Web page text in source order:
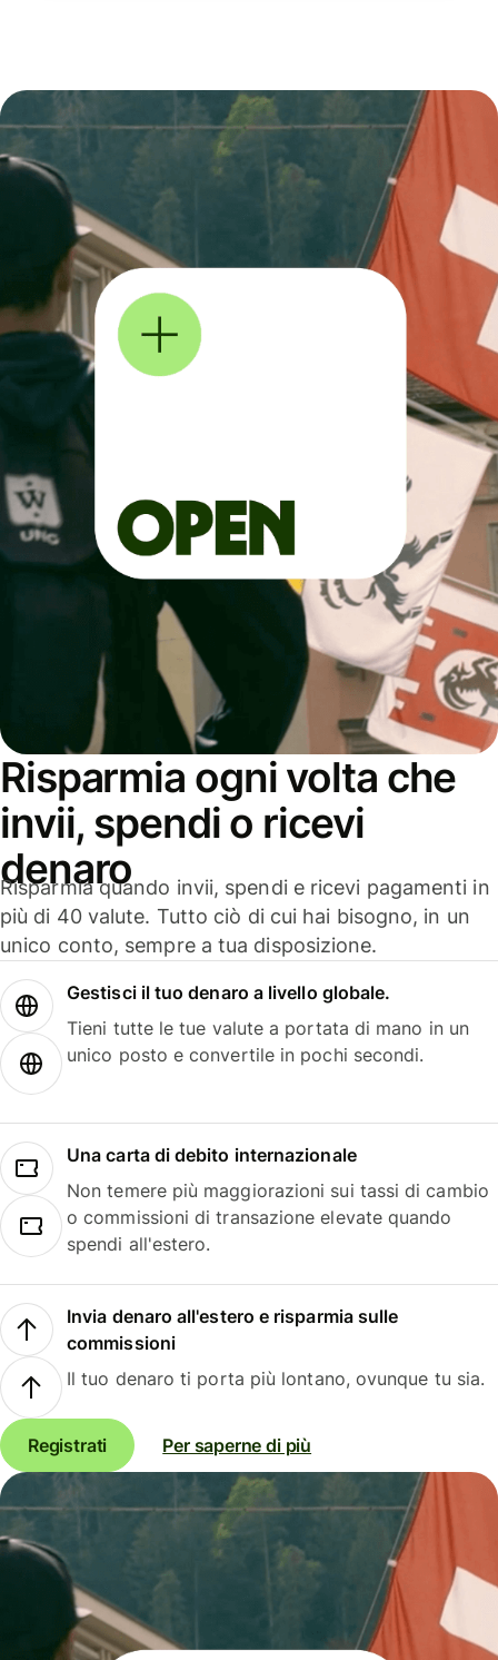
Risparmia ogni volta che
invii, spendi o ricevi
denaro
Risparmia quando invii, spendi e ricevi pagamenti in
più di 40 valute. Tutto ciò di cui hai bisogno, in un
unico conto, sempre a tua disposizione.
Gestisci il tuo denaro a livello globale.
Tieni tutte le tue valute a portata di mano in un
unico posto e convertile in pochi secondi.
Una carta di debito internazionale
Non temere più maggiorazioni sui tassi di cambio
o commissioni di transazione elevate quando
spendi all'estero.
Invia denaro all'estero e risparmia sulle
commissioni
Il tuo denaro ti porta più lontano, ovunque tu sia.
Registrati Per saperne di più